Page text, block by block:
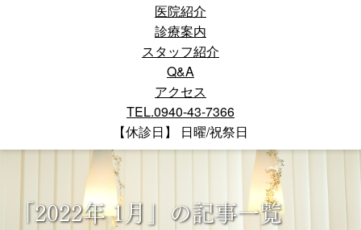
医院紹介
診療案内
スタッフ紹介
Q&A
アクセス
TEL.0940-43-7366
【休診日】 日曜/祝祭日
「2022年 1月」の記事一覧